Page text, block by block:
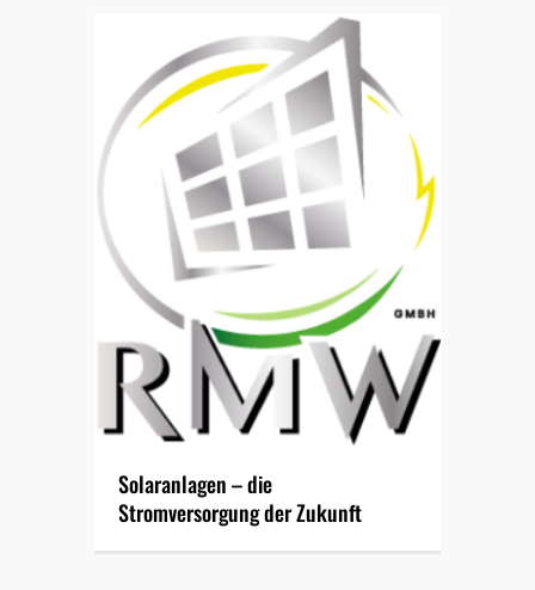
Solaranlagen – die
Stromversorgung der Zukunft